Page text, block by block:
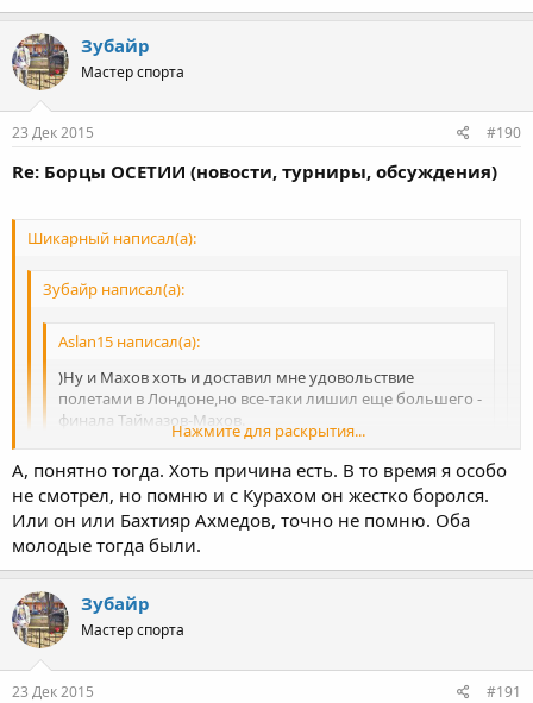
Зубайр
Мастер спорта
23 Дек 2015 #190
Re: Борцы ОСЕТИИ (новости, турниры, обсуждения)
Шикарный написал(а):
Зубайр написал(а):
Aslan15 написал(а):
)Ну и Махов хоть и доставил мне удовольствие
полетами в Лондоне,но все-таки лишил еще большего -
финала Таймазов-Махов.
Нажмите для раскрытия...
Какая-то причина должна быть ведь, чтобы радоваться от
его полетов.
Россиянин во- первых, кабардинец во -вторых, не с
осетином боролся в этой схватке в -третьих.
которого тоже многие зуб держали за его жест в конце
схватки. Но все равно, сейчас понятна нелюбовь к нему.
До Лондона чем он провинился, что ты радовался его
полетам ?
Нажмите для раскрытия...
Тем что он с Артуром грубо боролся в Мск)
Нажмите для раскрытия...
А, понятно тогда. Хоть причина есть. В то время я особо
не смотрел, но помню и с Курахом он жестко боролся.
Или он или Бахтияр Ахмедов, точно не помню. Оба
молодые тогда были.
Зубайр
Мастер спорта
23 Дек 2015 #191